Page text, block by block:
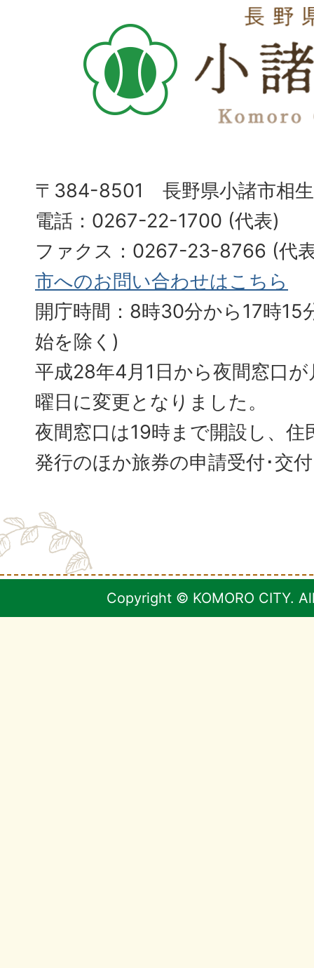
〒384-8501 長野県小諸市相
電話：0267-22-1700 (代表)
ファクス：0267-23-8766 (
市へのお問い合わせはこちら
開庁時間：8時30分から17時15
始を除く)
平成28年4月1日から夜間窓口
曜日に変更となりました。
夜間窓口は19時まで開設し、住
発行のほか旅券の申請受付･交
Copyright © KOMORO CITY.